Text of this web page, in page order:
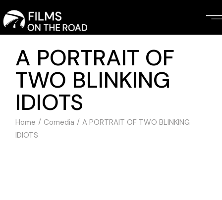
to
the
content
A PORTRAIT OF
TWO BLINKING
IDIOTS
Home Comedia
A PORTRAIT OF TWO BLINKING
IDIOTS